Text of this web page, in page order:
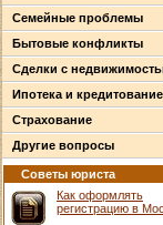
Семейные проблемы
Бытовые конфликты
Сделки с
Ипотека и кредитование
Страхование
Другие вопросы
Советы юриста
Как оформлять
регистрацию в